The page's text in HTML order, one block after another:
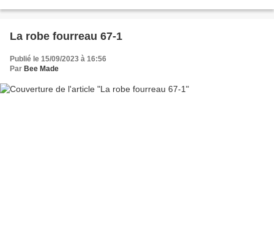
La robe fourreau 67-1
Publié le 15/09/2023 à 16:56
Par Bee Made